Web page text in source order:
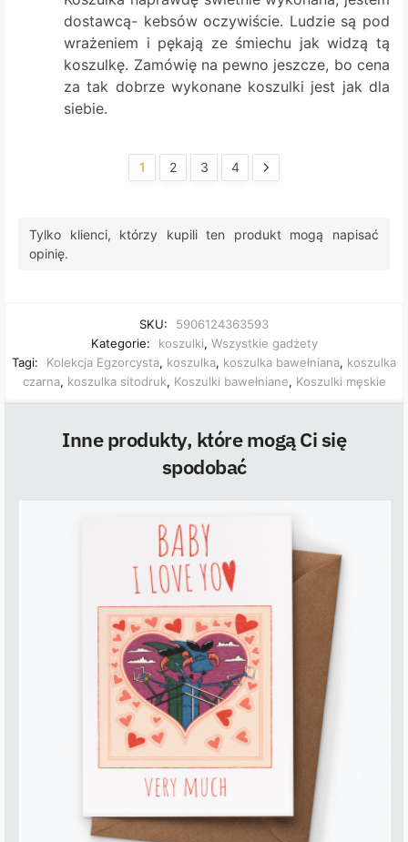
dostawcą- kebsów oczywiście. Ludzie są pod
wrażeniem i pękają ze śmiechu jak widzą tą
koszulkę. Zamówię na pewno jeszcze, bo cena
za tak dobrze wykonane koszulki jest jak dla
siebie.
1 2 3 4
Tylko klienci, którzy kupili ten produkt mogą napisać
opinię.
SKU:
5906124363593
Kategorie:
koszulki, Wszystkie gadżety
Tagi:
Kolekcja Egzorcysta, koszulka, koszulka bawełniana, koszulka
czarna, koszulka sitodruk, Koszulki bawełniane, Koszulki męskie
Inne produkty, które mogą Ci się
spodobać